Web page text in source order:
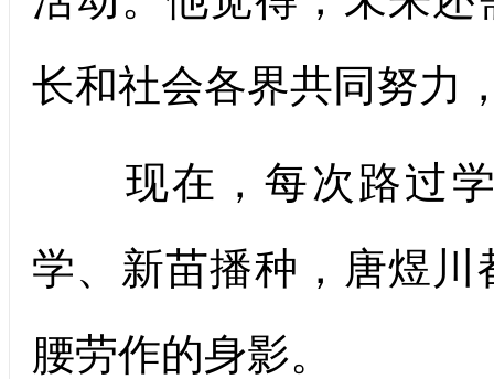
长和社会各界共同努力
现在，每次路过学
学、新苗播种，唐煜
腰劳作的身影。